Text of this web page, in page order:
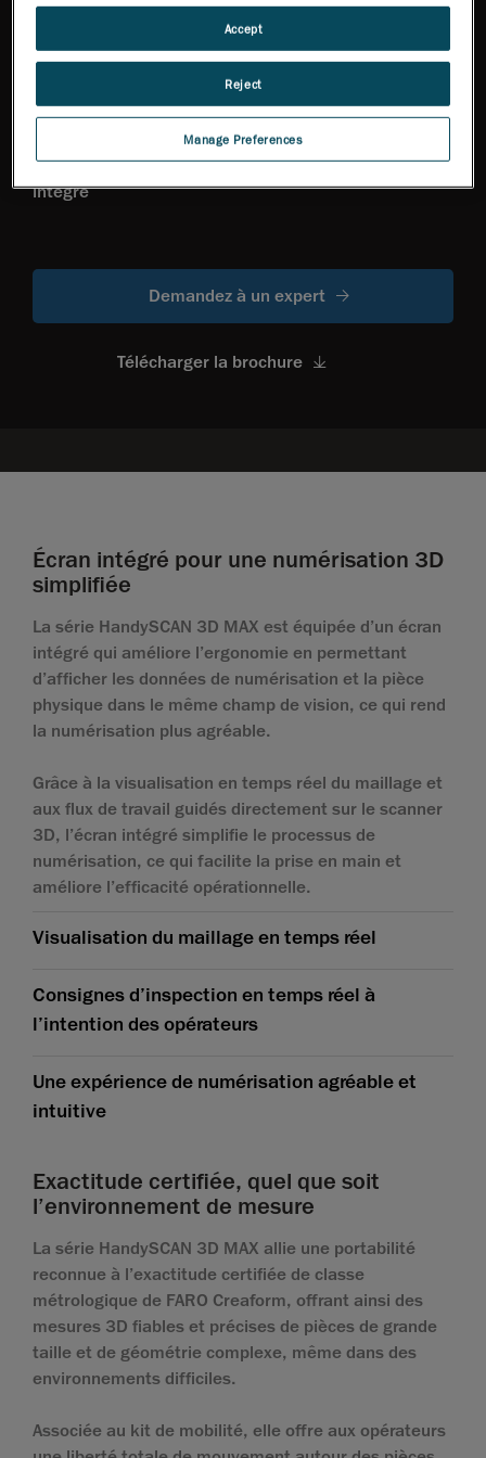
Une expérience utilisateur
intégré
Capacité sans fil
Demandez à un expert
Télécharger la brochure
Écran intégré pour une numérisation 3D
simplifiée
La série HandySCAN 3D MAX est équipée d’un écran
intégré qui améliore l’ergonomie en permettant
d’afficher les données de numérisation et la pièce
physique dans le même champ de vision, ce qui rend
la numérisation plus agréable.
Grâce à la visualisation en temps réel du maillage et
aux flux de travail guidés directement sur le scanner
3D, l’écran intégré simplifie le processus de
numérisation, ce qui facilite la prise en main et
améliore l’efficacité opérationnelle.
Visualisation du maillage en temps réel
Consignes d’inspection en temps réel à
l’intention des opérateurs
Une expérience de numérisation agréable et
intuitive
Exactitude certifiée, quel que soit
l’environnement de mesure
La série HandySCAN 3D MAX allie une portabilité
reconnue à l’exactitude certifiée de classe
métrologique de FARO Creaform, offrant ainsi des
mesures 3D fiables et précises de pièces de grande
taille et de géométrie complexe, même dans des
environnements difficiles.
Associée au kit de mobilité, elle offre aux opérateurs
Manage Preferences
Reject
Accept